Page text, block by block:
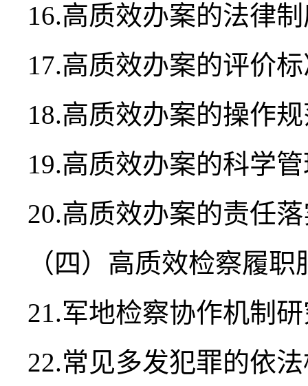
16.高质效办案的法律
17.高质效办案的评价
18.高质效办案的操作
19.高质效办案的科学
20.高质效办案的责任
（四）高质效检察履
21.军地检察协作机制
22.常见多发犯罪的依